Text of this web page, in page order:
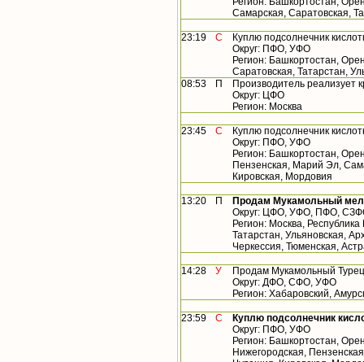
Самарская, Саратовская,
23:19 С
Куплю подсолнечник
Округ: ПФО, УФО
Регион: Башкортостан,
Саратовская, Татарстан,
08:53
П
Производитель
Округ: ЦФО
Регион: Москва
23:45 С
Куплю подсолнечник
Округ: ПФО, УФО
Регион: Башкортостан,
Пензенская, Марий Эл,
Кировская, Мордовия
13:20 П
Продам Мукамольный
Округ: ЦФО, УФО, ПФО,
Регион: Москва,
Татарстан, Ульяновская,
Черкессия, Тюменская,
14:28 У
Продам Мукамольный
Округ: ДФО, СФО, УФО
Регион: Хабаровский,
23:59 С
Куплю подсолнечник
Округ: ПФО, УФО
Регион: Башкортостан,
Нижегородская,